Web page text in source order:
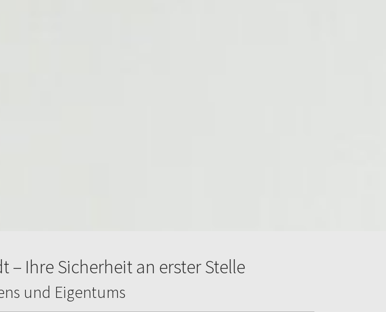
Ihre Sicherheit an erster Stelle
und Eigentums